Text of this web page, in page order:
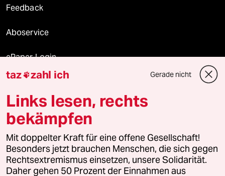
Feedback
Aboservice
ePaper Login
Downloads für Abonnierende
© 2026 taz Verlags und Vertriebs GmbH
Alle Rechte vorbehalten. Bei rechtlichen Fragen oder für Genehmigungen
wenden Sie sich bitte an
lizenzen@taz.de
taz zahl ich Gerade nicht
Links lesen, rechts
bekämpfen
Mit doppelter Kraft für eine offene Gesellschaft!
Besonders jetzt brauchen Menschen, die sich gegen
Rechtsextremismus einsetzen, unsere Solidarität.
Daher gehen 50 Prozent der Einnahmen aus